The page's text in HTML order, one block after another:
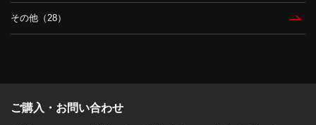
その他（28）
ご購入・お問い合わせ